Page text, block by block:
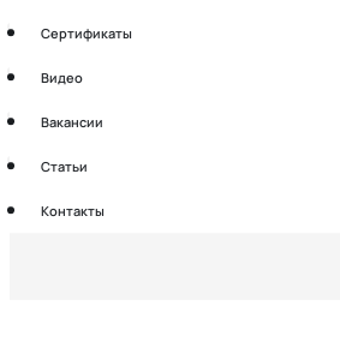
Видео
Вакансии
Статьи
Контакты
Сертификаты
Видео
Вакансии
Статьи
Контакты